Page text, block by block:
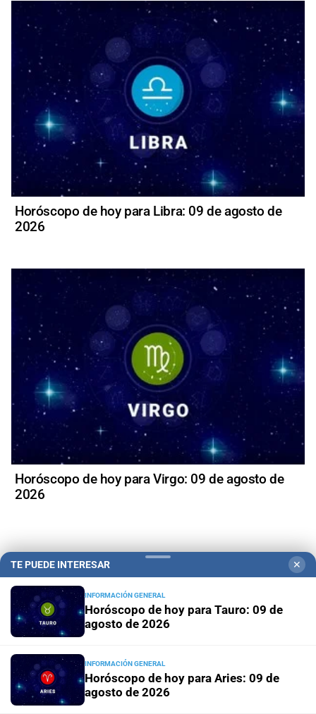
Horóscopo de hoy para Libra: 09 de agosto de
2026
Horóscopo de hoy para Virgo: 09 de agosto de
2026
+Política
TE PUEDE INTERESAR ✕
INFORMACIÓN GENERAL
Horóscopo de hoy para Tauro: 09 de
agosto de 2026
INFORMACIÓN GENERAL
Horóscopo de hoy para Aries: 09 de
agosto de 2026